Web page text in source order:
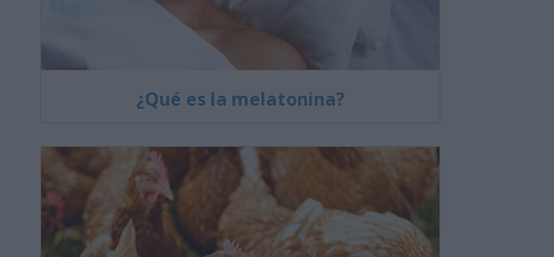
¿Qué es la melatonina?